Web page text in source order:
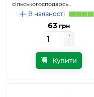
сільськогосподарсь...
В наявності
63 грн
+
-
+
-
Купити